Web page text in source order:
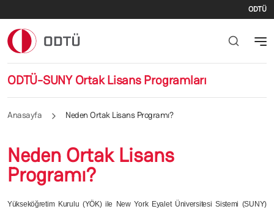
ODTÜ
ODTÜ-SUNY Ortak Lisans Programları
Anasayfa Neden Ortak Lisans Programı?
Neden Ortak Lisans
Programı?
Yükseköğretim Kurulu (YÖK) ile New York Eyalet Üniversitesi Sistemi (SUNY)